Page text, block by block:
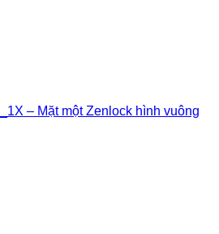
– Mặt một Zenlock hình vuông